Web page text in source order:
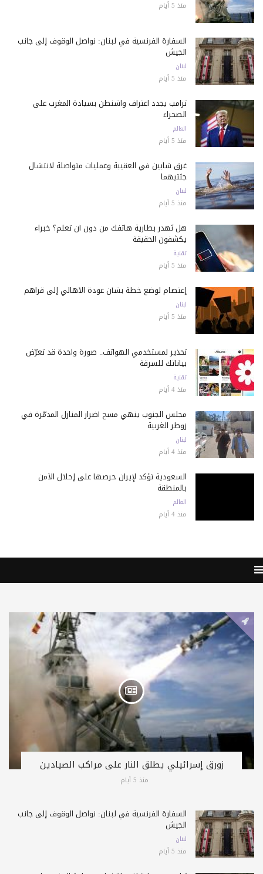
منذ 5 أيام
السفارة الفرنسية في لبنان: نواصل الوقوف إلى جانب
الجيش
لبنان
منذ 5 أيام
ترامب يجدد اعتراف واشنطن بسيادة المغرب على
الصحراء
العالم
منذ 5 أيام
غرق شابين في العقيبة وعمليات متواصلة لانتشال
جثتيهما
لبنان
منذ 5 أيام
هل تُهدر بطارية هاتفك من دون أن تعلم؟ خبراء
يكشفون الحقيقة
تقنية
منذ 5 أيام
إعتصام لوضع خطة بشأن عودة الأهالي إلى قراهم
لبنان
منذ 5 أيام
تحذير لمستخدمي الهواتف.. صورة واحدة قد تعرّض
بياناتك للسرقة
تقنية
منذ 4 أيام
مجلس الجنوب ينهي مسح أضرار المنازل المدمّرة في
زوطر الغربية
لبنان
منذ 4 أيام
السعودية تؤكد لإيران حرصها على إحلال الأمن
بالمنطقة
العالم
منذ 4 أيام
زورق إسرائيلي يطلق النار على مراكب الصيادين
منذ 5 أيام
السفارة الفرنسية في لبنان: نواصل الوقوف إلى جانب
الجيش
لبنان
منذ 5 أيام